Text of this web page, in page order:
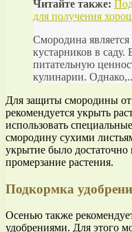
Читайте также:
для получения
Смородина
кустарников в
питательную
кулинарии. Однако,..
Для защиты смородины от
рекомендуется укрыть
использовать
смородину сухими
укрытие было
промерзание растения.
Подкормка
Осенью также
удобрениями. Для этого